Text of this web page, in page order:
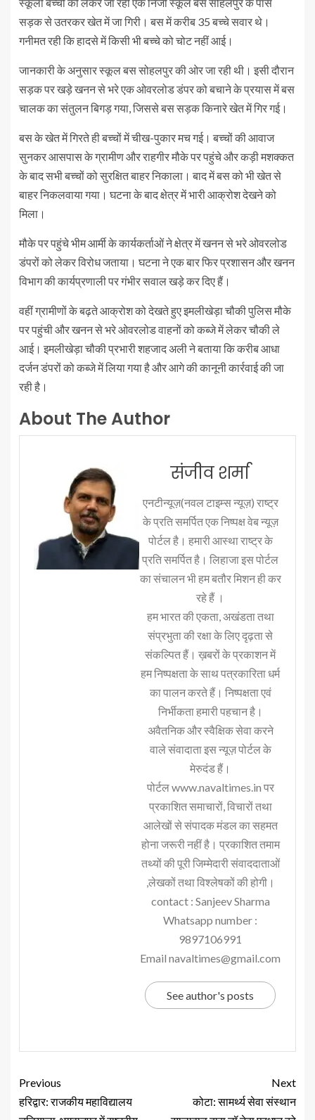
सड़क से उतरकर खेत में जा गिरी। बस में करीब 35 बच्चे सवार थे।
गनीमत रही कि हादसे में किसी भी बच्चे को चोट नहीं आई।
जानकारी के अनुसार स्कूल बस सोहलपुर की ओर जा रही थी। इसी दौरान
सड़क पर खड़े खनन से भरे एक ओवरलोड डंपर को बचाने के प्रयास में बस
चालक का संतुलन बिगड़ गया, जिससे बस सड़क किनारे खेत में गिर गई।
बस के खेत में गिरते ही बच्चों में चीख-पुकार मच गई। बच्चों की आवाज
सुनकर आसपास के ग्रामीण और राहगीर मौके पर पहुंचे और कड़ी मशक्कत
के बाद सभी बच्चों को सुरक्षित बाहर निकाला। बाद में बस को भी खेत से
बाहर निकलवाया गया। घटना के बाद क्षेत्र में भारी आक्रोश देखने को
मिला।
मौके पर पहुंचे भीम आर्मी के कार्यकर्ताओं ने क्षेत्र में खनन से भरे ओवरलोड
डंपरों को लेकर विरोध जताया। घटना ने एक बार फिर प्रशासन और खनन
विभाग की कार्यप्रणाली पर गंभीर सवाल खड़े कर दिए हैं।
वहीं ग्रामीणों के बढ़ते आक्रोश को देखते हुए इमलीखेड़ा चौकी पुलिस मौके
पर पहुंची और खनन से भरे ओवरलोड वाहनों को कब्जे में लेकर चौकी ले
आई। इमलीखेड़ा चौकी प्रभारी शहजाद अली ने बताया कि करीब आधा
दर्जन डंपरों को कब्जे में लिया गया है और आगे की कानूनी कार्रवाई की जा
रही है।
About The Author
संजीव शर्मा
एनटीन्यूज़(नवल टाइम्स न्यूज़) राष्ट्र
के प्रति समर्पित एक निष्पक्ष वेब न्यूज़
पोर्टल है। हमारी आस्था राष्ट्र के
प्रति समर्पित है। लिहाजा इस पोर्टल
का संचालन भी हम बतौर मिशन ही कर
रहे हैं ।
हम भारत की एकता, अखंडता तथा
संप्रभुता की रक्षा के लिए दृढ़ता से
संकल्पित हैं। ख़बरों के प्रकाशन में
हम निष्पक्षता के साथ पत्रकारिता धर्म
का पालन करते हैं। निष्पक्षता एवं
निर्भीकता हमारी पहचान है।
अवैतनिक और स्वैक्षिक सेवा करने
वाले संवादाता इस न्यूज़ पोर्टल के
मेरुदंड हैं।
पोर्टल www.navaltimes.in पर
प्रकाशित समाचारों, विचारों तथा
आलेखों से संपादक मंडल का सहमत
होना जरूरी नहीं है। प्रकाशित तमाम
तथ्यों की पूरी जिम्मेदारी संवाददाताओं
,लेखकों तथा विश्लेषकों की होगी।
contact : Sanjeev Sharma
Whatsapp number :
9897106991
Email navaltimes@gmail.com
See author's posts
Previous
हरिद्वार: राजकीय महाविद्यालय
Next
कोटा: सामर्थ्य सेवा संस्थान